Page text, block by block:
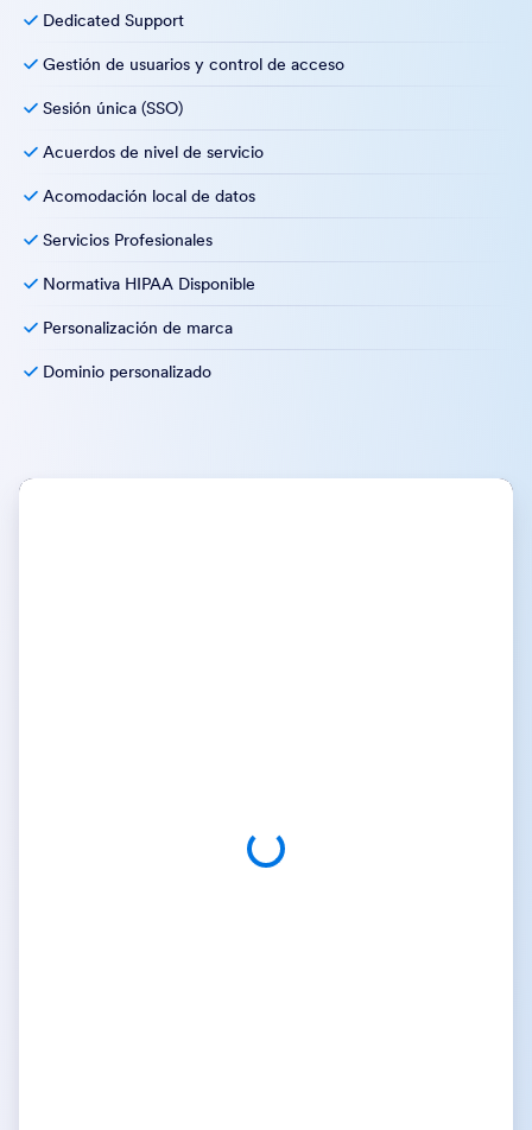
Dedicated Support
Gestión de usuarios y control de acceso
Sesión única (SSO)
Acuerdos de nivel de servicio
Acomodación local de datos
Servicios Profesionales
Normativa HIPAA Disponible
Personalización de marca
Dominio personalizado